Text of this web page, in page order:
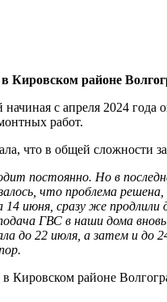
Кировском районе
с апреля 2024 года
работ.
что в общей сложности
постоянно. Но в
что проблема
июня, сразу же продлили
ГВС в наши дома
до 22 июля, а затем и до
районе